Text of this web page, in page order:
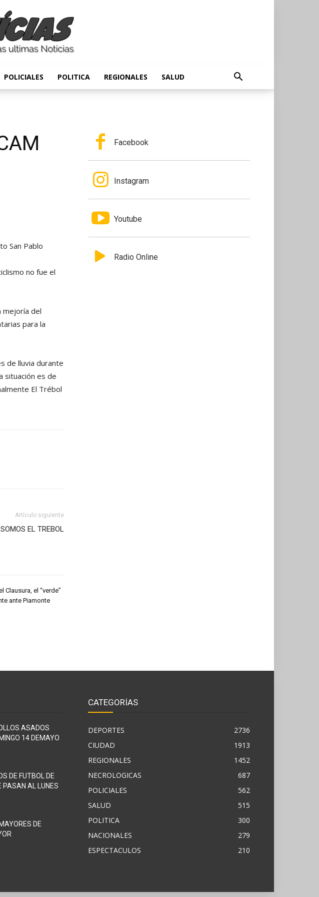
POLICIALES POLITICA REGIONALES SALUD
San Pablo
no fue el
mejoría del
para la
de lluvia durante
situación es de
El Trébol
Artículo siguiente
SOMOS EL TREBOL
Clausura, el “verde”
ante Piamonte
Facebook
Instagram
Youtube
Radio Online
ASADOS
14 DEMAYO
DE FUTBOL DE
PASAN AL LUNES
DE
CATEGORÍAS
DEPORTES
2736
CIUDAD
1913
REGIONALES
1452
NECROLOGICAS
687
POLICIALES
562
SALUD
515
POLITICA
300
NACIONALES
279
ESPECTACULOS
210